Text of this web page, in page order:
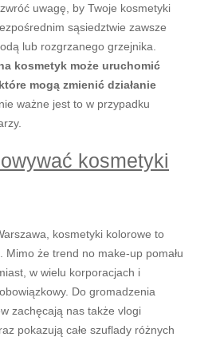
uwagę, by Twoje kosmetyki
sąsiedztwie zawsze
lub rozgrzanego grzejnika.
kosmetyk może uruchomić
mogą zmienić działanie
ważne jest to w przypadku
kosmetyki
kosmetyki kolorowe to
Mimo że trend no make-up pomału
w wielu korporacjach i
Do gromadzenia
zachęcają nas także vlogi
pokazują całe szuflady różnych